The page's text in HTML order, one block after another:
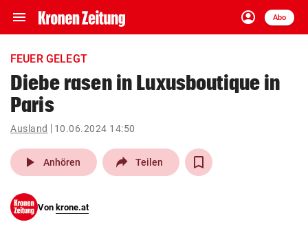
menu Navigation
ein-/ausklappen
account_circle
Anmelden
Abo
close Schließen
account_circle Anmelden
pin_drop
Wien arrow_right
FEUER GELEGT
Diebe rasen in Luxusboutique in
Paris
Ausland 10.06.2024 14:50
play_arrow Anhören Teilen
Von krone.at